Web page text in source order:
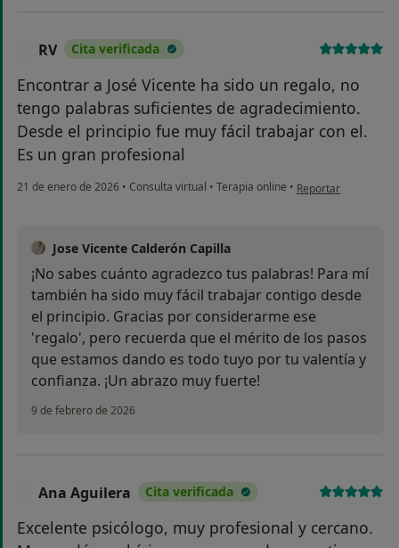
RV Cita verificada
Encontrar a José Vicente ha sido un regalo, no
tengo palabras suficientes de agradecimiento.
Desde el principio fue muy fácil trabajar con el.
Es un gran profesional
21 de enero de 2026 • Consulta virtual • Terapia online • en opinión del
Reportar
Jose Vicente Calderón Capilla
¡No sabes cuánto agradezco tus palabras! Para mí
también ha sido muy fácil trabajar contigo desde
el principio. Gracias por considerarme ese
'regalo', pero recuerda que el mérito de los pasos
que estamos dando es todo tuyo por tu valentía y
confianza. ¡Un abrazo muy fuerte!
9 de febrero de 2026
Ana Aguilera Cita verificada
Excelente psicólogo, muy profesional y cercano.